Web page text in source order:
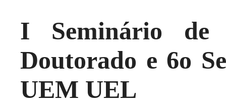
I Seminário de
Doutorado e 6o
UEM UEL